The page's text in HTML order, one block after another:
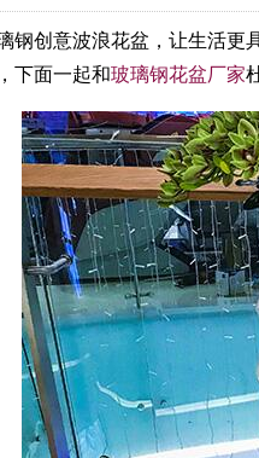
钢创意波浪花盆，让生活更
下面一起和玻璃钢花盆厂家